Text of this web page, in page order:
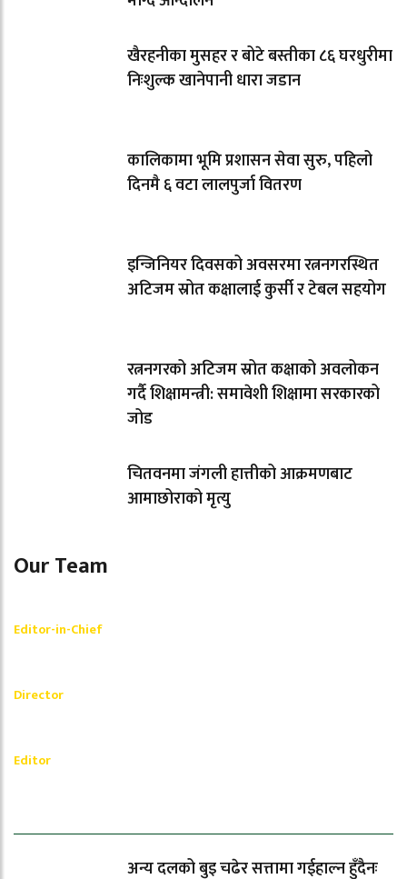
खैरहनीका मुसहर र बोटे बस्तीका ८६ घरधुरीमा
निःशुल्क खानेपानी धारा जडान
कालिकामा भूमि प्रशासन सेवा सुरु, पहिलो
दिनमै ६ वटा लालपुर्जा वितरण
इन्जिनियर दिवसको अवसरमा रत्ननगरस्थित
अटिजम स्रोत कक्षालाई कुर्सी र टेबल सहयोग
रत्ननगरको अटिजम स्रोत कक्षाको अवलोकन
गर्दै शिक्षामन्त्री: समावेशी शिक्षामा सरकारको
जोड
चितवनमा जंगली हात्तीको आक्रमणबाट
आमाछोराको मृत्यु
Our Team
Editor-in-Chief
Director
Editor
अन्य दलको बुइ चढेर सत्तामा गईहाल्न हुँदैनः